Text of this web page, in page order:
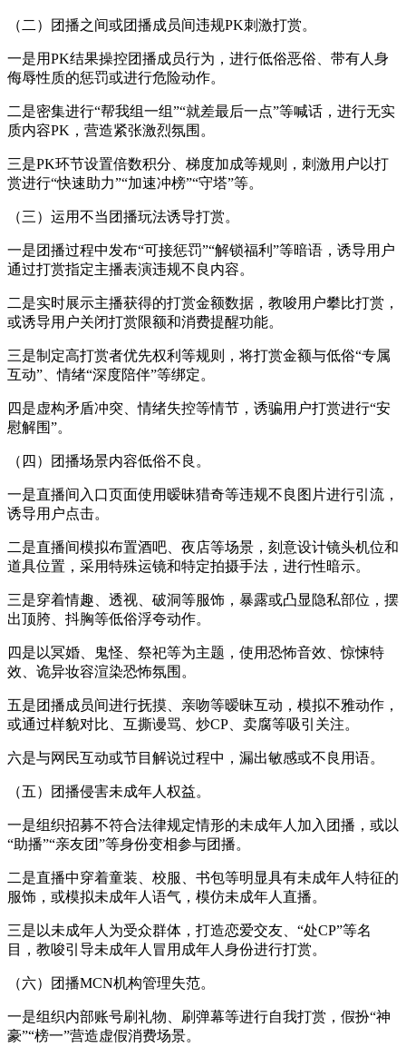
（二）团播之间或团播成员间违规PK刺激打赏。
一是用PK结果操控团播成员行为，进行低俗恶俗、带有人身
侮辱性质的惩罚或进行危险动作。
二是密集进行“帮我组一组”“就差最后一点”等喊话，进行无实
质内容PK，营造紧张激烈氛围。
三是PK环节设置倍数积分、梯度加成等规则，刺激用户以打
赏进行“快速助力”“加速冲榜”“守塔”等。
（三）运用不当团播玩法诱导打赏。
一是团播过程中发布“可接惩罚”“解锁福利”等暗语，诱导用户
通过打赏指定主播表演违规不良内容。
二是实时展示主播获得的打赏金额数据，教唆用户攀比打赏，
或诱导用户关闭打赏限额和消费提醒功能。
三是制定高打赏者优先权利等规则，将打赏金额与低俗“专属
互动”、情绪“深度陪伴”等绑定。
四是虚构矛盾冲突、情绪失控等情节，诱骗用户打赏进行“安
慰解围”。
（四）团播场景内容低俗不良。
一是直播间入口页面使用暧昧猎奇等违规不良图片进行引流，
诱导用户点击。
二是直播间模拟布置酒吧、夜店等场景，刻意设计镜头机位和
道具位置，采用特殊运镜和特定拍摄手法，进行性暗示。
三是穿着情趣、透视、破洞等服饰，暴露或凸显隐私部位，摆
出顶胯、抖胸等低俗浮夸动作。
四是以冥婚、鬼怪、祭祀等为主题，使用恐怖音效、惊悚特
效、诡异妆容渲染恐怖氛围。
五是团播成员间进行抚摸、亲吻等暧昧互动，模拟不雅动作，
或通过样貌对比、互撕谩骂、炒CP、卖腐等吸引关注。
六是与网民互动或节目解说过程中，漏出敏感或不良用语。
（五）团播侵害未成年人权益。
一是组织招募不符合法律规定情形的未成年人加入团播，或以
“助播”“亲友团”等身份变相参与团播。
二是直播中穿着童装、校服、书包等明显具有未成年人特征的
服饰，或模拟未成年人语气，模仿未成年人直播。
三是以未成年人为受众群体，打造恋爱交友、“处CP”等名
目，教唆引导未成年人冒用成年人身份进行打赏。
（六）团播MCN机构管理失范。
一是组织内部账号刷礼物、刷弹幕等进行自我打赏，假扮“神
豪”“榜一”营造虚假消费场景。